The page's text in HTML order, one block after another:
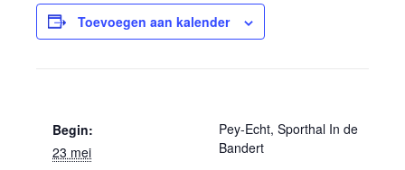
Toevoegen aan kalender
Begin:
23 mei
Pey-Echt, Sporthal In de
Bandert